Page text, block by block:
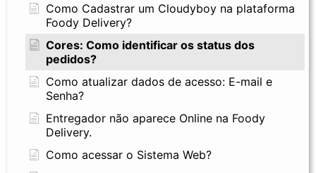
Como Cadastrar um Cloudyboy na plataforma
Foody Delivery?
Cores: Como identificar os status dos
pedidos?
Como atualizar dados de acesso: E-mail e
Senha?
Entregador não aparece Online na Foody
Delivery.
Como acessar o Sistema Web?